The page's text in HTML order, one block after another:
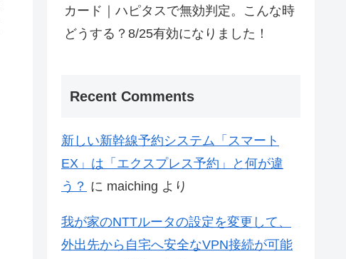
カード｜ハピタスで無効判定。こんな時
どうする？8/25有効になりました！
Recent Comments
新しい新幹線予約システム「スマート
EX」は「エクスプレス予約」と何が違
う？ に maiching より
我が家のNTTルータの設定を変更して、
外出先から自宅へ安全なVPN接続が可能